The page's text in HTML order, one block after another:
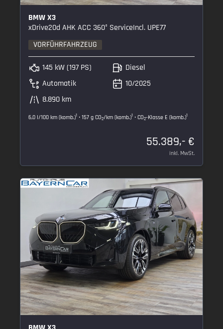
BMW X3
xDrive20d AHK ACC 360° ServiceIncl. UPE77
VORFÜHRFAHRZEUG
145 kW (197 PS)
Automatik
8.890 km
Diesel
10/2025
6,0 l/100 km (komb.)1 • 157 g CO2/km (komb.)1 • CO2-Klasse E (komb.)1
55.389,- €
inkl. MwSt.